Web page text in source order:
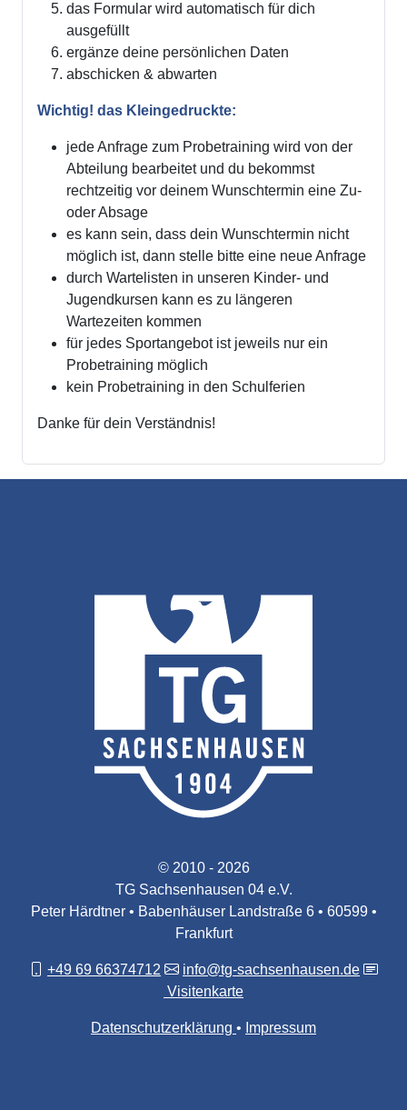
das Formular wird automatisch für dich
ausgefüllt
ergänze deine persönlichen Daten
abschicken & abwarten
Wichtig! das Kleingedruckte:
jede Anfrage zum Probetraining wird von der
Abteilung bearbeitet und du bekommst
rechtzeitig vor deinem Wunschtermin eine Zu-
oder Absage
es kann sein, dass dein Wunschtermin nicht
möglich ist, dann stelle bitte eine neue Anfrage
durch Wartelisten in unseren Kinder- und
Jugendkursen kann es zu längeren
Wartezeiten kommen
für jedes Sportangebot ist jeweils nur ein
Probetraining möglich
kein Probetraining in den Schulferien
Danke für dein Verständnis!
© 2010 - 2026
TG Sachsenhausen 04 e.V.
Peter Härdtner • Babenhäuser Landstraße 6 • 60599 •
Frankfurt
+49 69 66374712
info@tg-sachsenhausen.de
Visitenkarte
Datenschutzerklärung Impressum